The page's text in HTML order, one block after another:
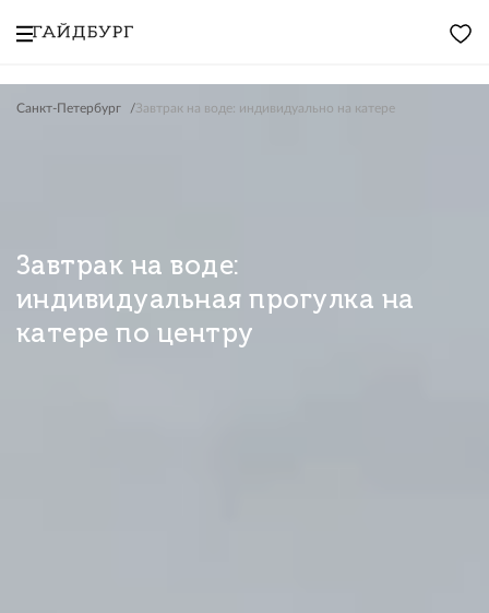
Санкт-Петербург Завтрак на воде: индивидуально на катере
Завтрак на воде:
индивидуальная прогулка на
катере по центру